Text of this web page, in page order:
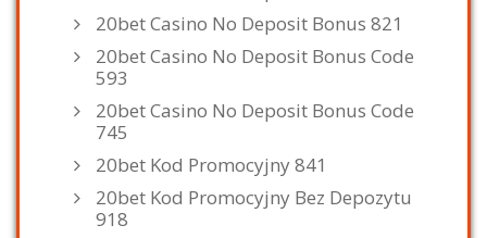
20bet Casino No Deposit Bonus 821
20bet Casino No Deposit Bonus Code
593
20bet Casino No Deposit Bonus Code
745
20bet Kod Promocyjny 841
20bet Kod Promocyjny Bez Depozytu
918